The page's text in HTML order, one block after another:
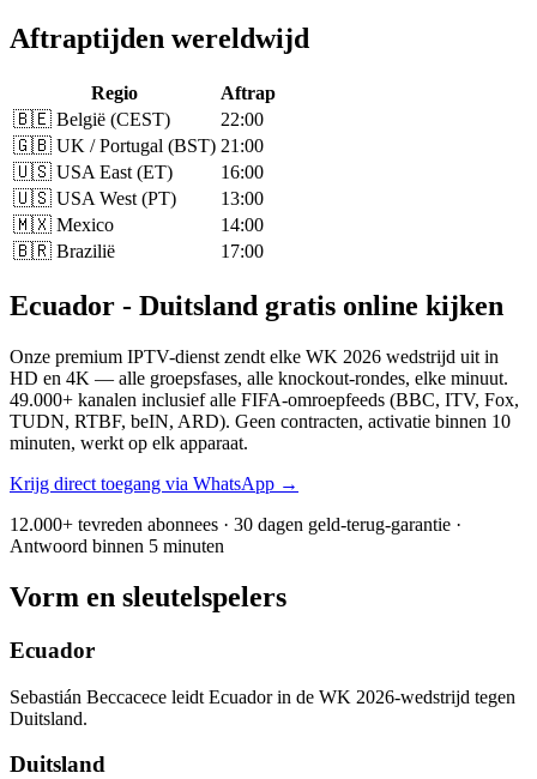
Aftraptijden wereldwijd
Regio
Aftrap
🇧🇪 België (CEST)
22:00
🇬🇧 UK / Portugal (BST) 21:00
🇺🇸 USA East (ET)
16:00
🇺🇸 USA West (PT)
13:00
🇲🇽 Mexico
14:00
🇧🇷 Brazilië
17:00
Ecuador - Duitsland gratis online kijken
Onze premium IPTV-dienst zendt elke WK 2026 wedstrijd uit in
HD en 4K — alle groepsfases, alle knockout-rondes, elke minuut.
49.000+ kanalen inclusief alle FIFA-omroepfeeds (BBC, ITV, Fox,
TUDN, RTBF, beIN, ARD). Geen contracten, activatie binnen 10
minuten, werkt op elk apparaat.
Krijg direct toegang via WhatsApp →
12.000+ tevreden abonnees · 30 dagen geld-terug-garantie ·
Antwoord binnen 5 minuten
Vorm en sleutelspelers
Ecuador
Sebastián Beccacece leidt Ecuador in de WK 2026-wedstrijd tegen
Duitsland.
Duitsland